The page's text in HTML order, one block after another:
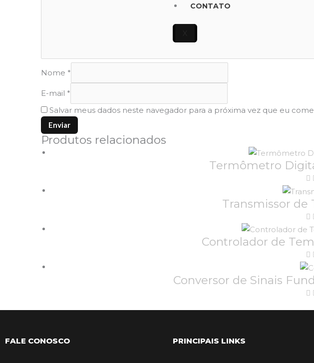
CONTATO
X
Nome *
E-mail *
Salvar meus dados neste navegador para a próxima vez que eu
Produtos relacionados
Termômetro
Transmissor de
Controlador de
Conversor de Sinais
FALE CONOSCO PRINCIPAIS LINKS